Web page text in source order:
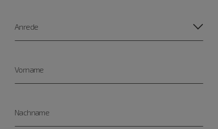
Anrede
Vorname
Nachname